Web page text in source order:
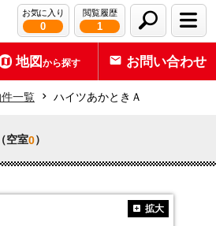
お気に入り
0
閲覧履歴
1
地図から探す お問い合わせ
一覧 ハイツあかときＡ
（空室0）
拡大